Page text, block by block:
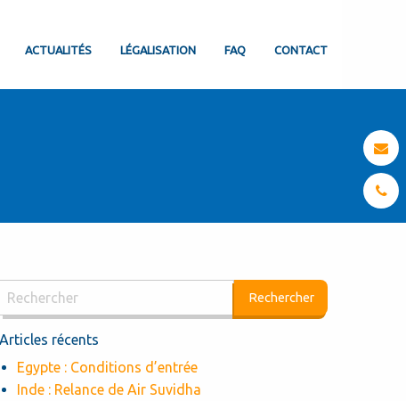
ACTUALITÉS LÉGALISATION FAQ CONTACT
Articles récents
Egypte : Conditions d’entrée
Inde : Relance de Air Suvidha